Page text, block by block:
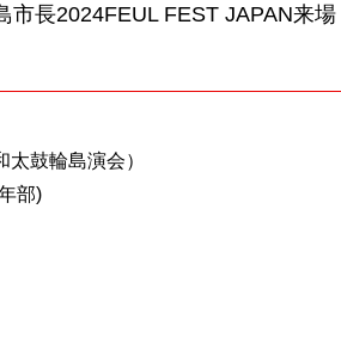
市長2024FEUL FEST JAPAN来場
太鼓輪島演会）
部)